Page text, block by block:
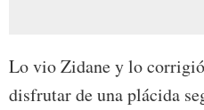
Lo vio Zidane y lo
disfrutar de una plácida